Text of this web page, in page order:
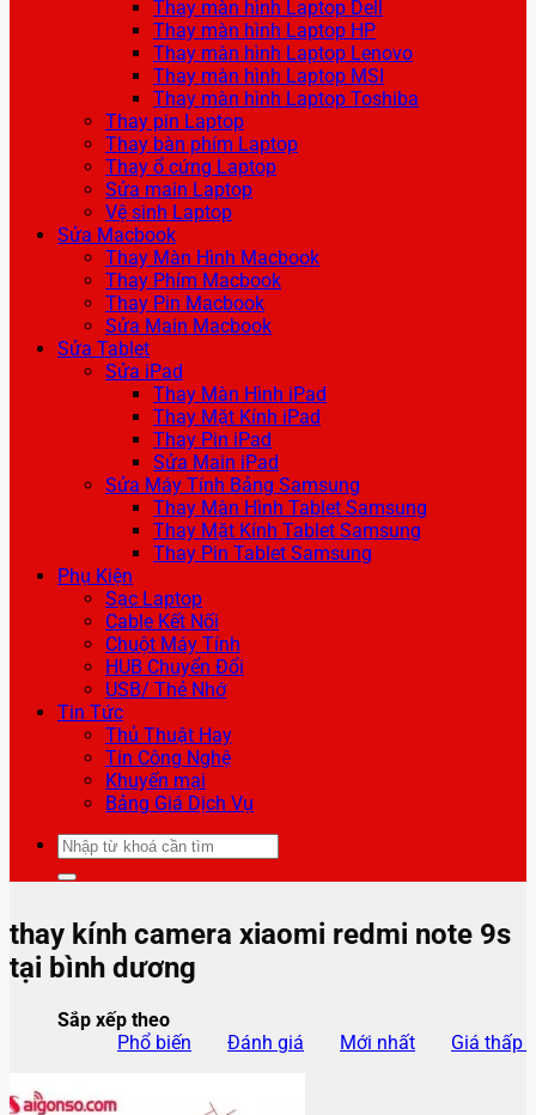
Thay màn hình Laptop Dell
Thay màn hình Laptop HP
Thay màn hình Laptop Lenovo
Thay màn hình Laptop MSI
Thay màn hình Laptop Toshiba
Thay pin Laptop
Thay bàn phím Laptop
Thay ổ cứng Laptop
Sửa main Laptop
Vệ sinh Laptop
Sửa Macbook
Thay Màn Hình Macbook
Thay Phím Macbook
Thay Pin Macbook
Sửa Main Macbook
Sửa Tablet
Sửa iPad
Thay Màn Hình iPad
Thay Mặt Kính iPad
Thay Pin iPad
Sửa Main iPad
Sửa Máy Tính Bảng Samsung
Thay Màn Hình Tablet Samsung
Thay Mặt Kính Tablet Samsung
Thay Pin Tablet Samsung
Phụ Kiện
Sạc Laptop
Cable Kết Nối
Chuột Máy Tính
HUB Chuyển Đổi
USB/ Thẻ Nhớ
Tin Tức
Thủ Thuật Hay
Tin Công Nghệ
Khuyến mại
Bảng Giá Dịch Vụ
Tìm
kiếm:
thay kính camera xiaomi redmi note 9s
tại bình dương
Sắp xếp theo
Phổ biến
Đánh giá Mới nhất Giá thấp